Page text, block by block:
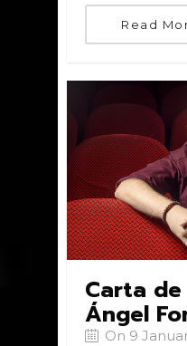
Read
Carta
Ángel
On 9